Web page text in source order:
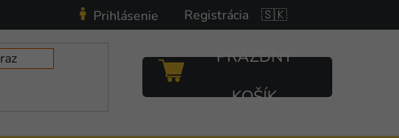
Prihlásenie Registrácia 🇸🇰
NÁKUPNÝ
PRÁZDNY
KOŠÍK